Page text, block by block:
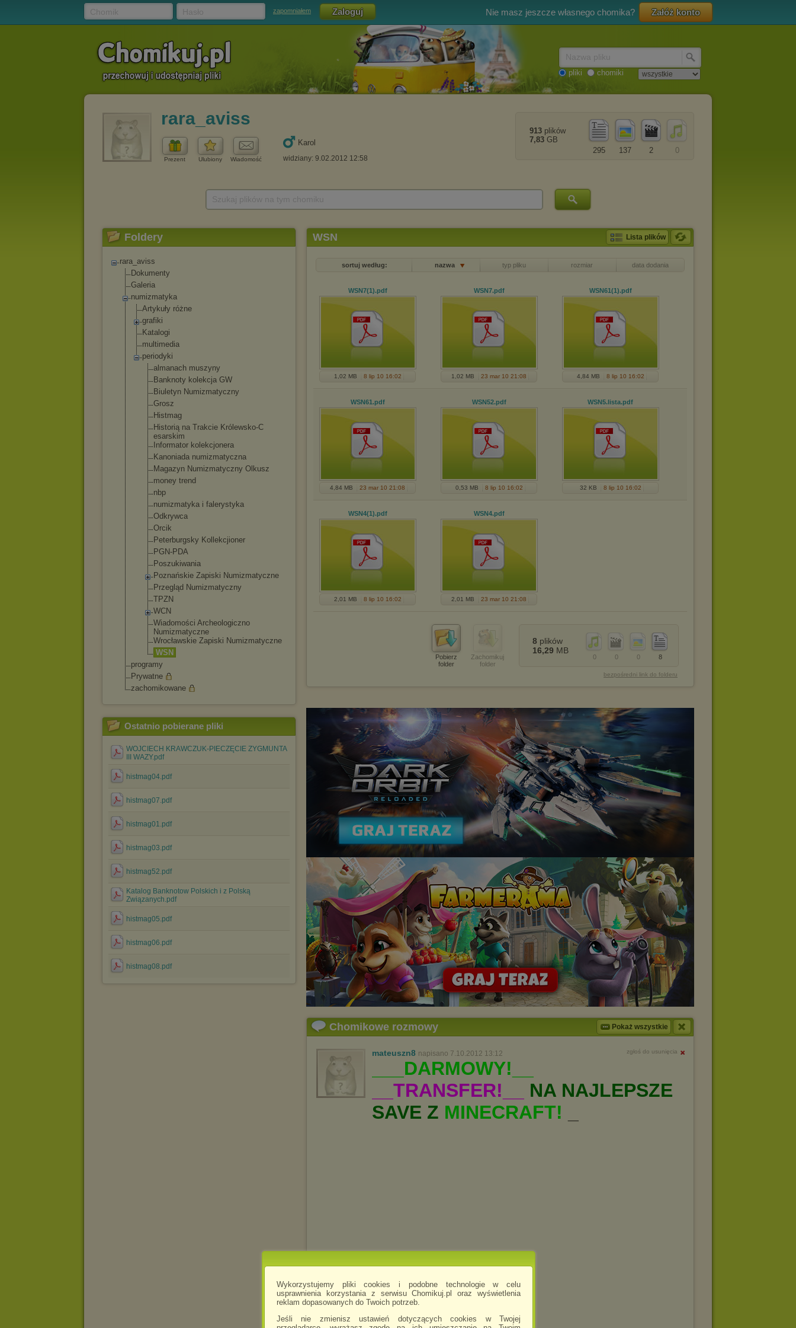
Wykorzystujemy pliki cookies i podobne technologie w celu
usprawnienia korzystania z serwisu Chomikuj.pl oraz wyświetlenia
reklam dopasowanych do Twoich potrzeb.
Jeśli nie zmienisz ustawień dotyczących cookies w Twojej
zapomniałem Nie masz jeszcze własnego chomika? Załóż konto
pliki chomiki
rara_aviss
Prezent Ulubiony Wiadomość
Karol
widziany: 9.02.2012 12:58
0
2
137
295
913 plików
7,83 GB
Foldery
rara_aviss
Dokumenty
Galeria
numizmatyka
Artykuły różne
grafiki
Katalogi
multimedia
periodyki
almanach muszyny
Banknoty kolekcja GW
Biuletyn Numizmatyczny
Grosz
Histmag
Historią na Trakcie Królewsko-C
esarskim
Informator kolekcjonera
Kanoniada numizmatyczna
Magazyn Numizmatyczny Olkusz
money trend
nbp
numizmatyka i falerystyka
Odkrywca
Orcik
Peterburgsky Kollekcjioner
PGN-PDA
Poszukiwania
Poznańskie Zapiski Numizmatyczne
Przegląd Numizmatyczny
TPZN
WCN
Wiadomości Archeologiczno
Numizmatyczne
Wrocławskie Zapiski Numizmatyczne
WSN
programy
Prywatne
zachomikowane
Ostatnio pobierane pliki
WOJCIECH KRAWCZUK-PIECZĘCIE ZYGMUNTA
III WAZY.pdf
histmag04.pdf
histmag07.pdf
histmag01.pdf
histmag03.pdf
histmag52.pdf
Katalog Banknotow Polskich i z Polską
Związanych.pdf
histmag05.pdf
histmag06.pdf
histmag08.pdf
WSN Lista plików
sortuj według: nazwa typ pliku rozmiar data dodania
WSN7(1).pdf
1,02 MB 8 lip 10 16:02
WSN7.pdf
1,02 MB 23 mar 10 21:08
WSN61(1).pdf
4,84 MB 8 lip 10 16:02
WSN61.pdf
4,84 MB 23 mar 10 21:08
WSN52.pdf
0,53 MB 8 lip 10 16:02
WSN5.lista.pdf
32 KB 8 lip 10 16:02
WSN4(1).pdf
2,01 MB 8 lip 10 16:02
WSN4.pdf
2,01 MB 23 mar 10 21:08
Pobierz
folder
Zachomikuj
folder
8
0
0
0
8 plików
16,29 MB
bezpośredni link do folderu
Chomikowe rozmowy Pokaż wszystkie
mateuszn8 napisano 7.10.2012 13:12 zgłoś do usunięcia
___DARMOWY!__
__TRANSFER!__
NA NAJLEPSZE
SAVE Z MINECRAFT!